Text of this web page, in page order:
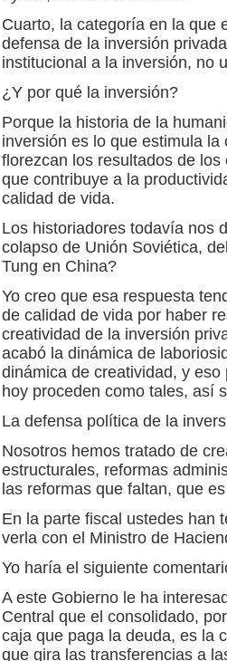
Cuarto, la categoría en la que
defensa de la inversión
institucional a la inversión, no
¿Y por qué la inversión?
Porque la historia de la
inversión es lo que estimula
florezcan los resultados de
que contribuye a la
calidad de vida.
Los historiadores todavía nos
colapso de Unión Soviética,
Tung en China?
Yo creo que esa respuesta
de calidad de vida por haber
creatividad de la inversión
acabó la dinámica de
dinámica de creatividad, y
hoy proceden como tales, así
La defensa política de la
Nosotros hemos tratado de
estructurales, reformas
las reformas que faltan, que
En la parte fiscal ustedes han
verla con el Ministro de
Yo haría el siguiente
A este Gobierno le ha
Central que el consolidado,
caja que paga la deuda, es la
que gira las transferencias a